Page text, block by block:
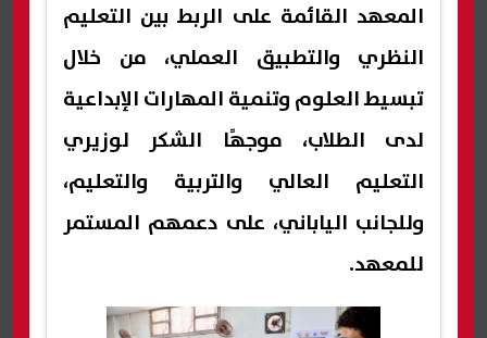
المعهد القائمة على الربط بين التعليم
النظري والتطبيق العملي، من خلال
تبسيط العلوم وتنمية المهارات الإبداعية
لدى الطلاب، موجهًا الشكر لوزيري
التعليم العالي والتربية والتعليم،
وللجانب الياباني، على دعمهم المستمر
للمعهد.